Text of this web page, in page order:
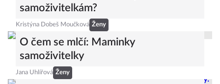
samoživitelkám?
Kristýna Dobeš Moučková Ženy
O čem se mlčí: Maminky
samoživitelky
Jana Uhlířová Ženy